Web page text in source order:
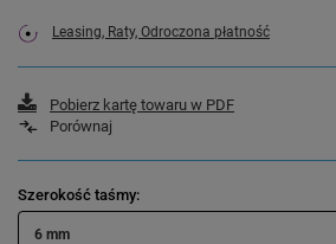
Leasing, Raty, Odroczona płatność
Pobierz kartę towaru w PDF
Porównaj
Szerokość taśmy
6 mm